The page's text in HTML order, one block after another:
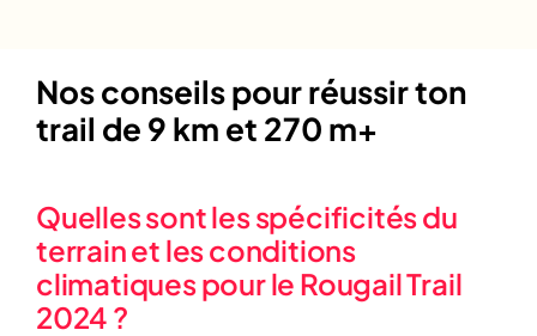
Nos conseils pour réussir ton
trail de 9 km et 270 m+
Quelles sont les spécificités du
terrain et les conditions
climatiques pour le Rougail Trail
2024 ?